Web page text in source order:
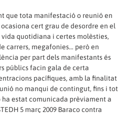
que tota manifestació o reunió en
cert grau de desordre en el
quotidiana i certes molèsties,
carrers, megafonies… però en
per part dels manifestants és
públics facin gala de certa
pacífiques, amb la finalitat
no manqui de contingut, fins i tot
ha estat comunicada prèviament a
5 març 2009 Baraco contra